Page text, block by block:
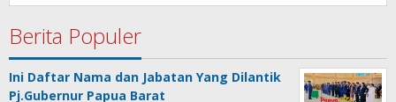
Berita Populer
Ini Daftar Nama dan Jabatan Yang Dilantik
Pj.Gubernur Papua Barat